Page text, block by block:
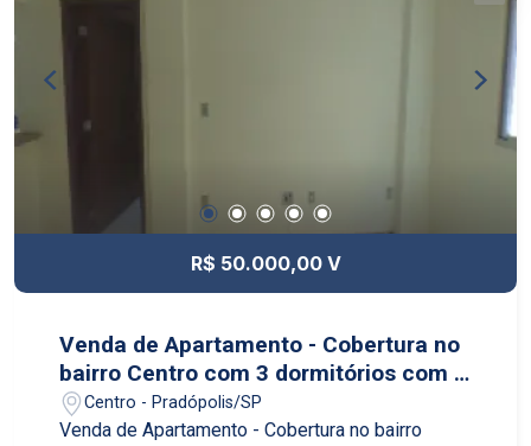
R$ 50.000,00 V
Venda de Apartamento - Cobertura no
bairro Centro com 3 dormitórios com 2
garagens - área útil 50,00m2 - área
total 50,00m2 em Pradópolis/SP
Centro - Pradópolis/SP
Venda de Apartamento - Cobertura no bairro